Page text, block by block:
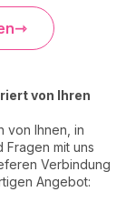
von Ihren
von Ihnen, in
mit uns
Verbindung
Angebot: